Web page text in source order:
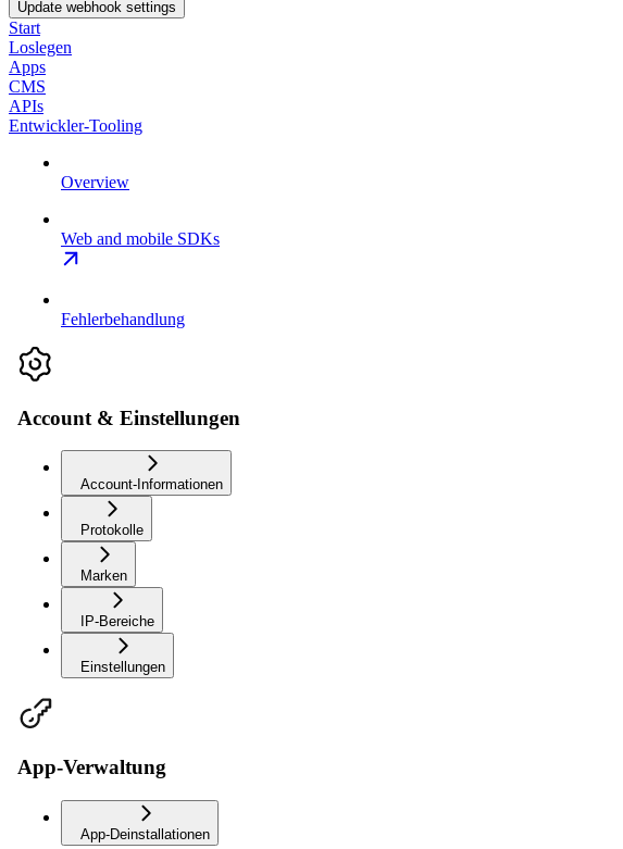
Update webhook settings
Start
Loslegen
Apps
CMS
APIs
Entwickler-Tooling
Overview
Web and mobile SDKs
Fehlerbehandlung
Account & Einstellungen
Account-Informationen
Protokolle
Marken
IP-Bereiche
Einstellungen
App-Verwaltung
App-Deinstallationen